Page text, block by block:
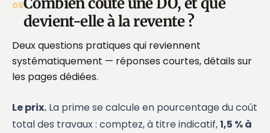
05
devient-elle à la revente ?
Deux questions pratiques qui reviennent
systématiquement — réponses courtes, détails sur
les pages dédiées.
Le prix. La prime se calcule en pourcentage du coût
total des travaux : comptez, à titre indicatif,1,5 % à